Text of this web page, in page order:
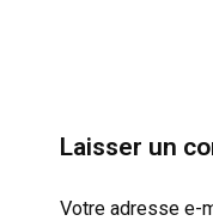
Laisser un
Votre adresse e-